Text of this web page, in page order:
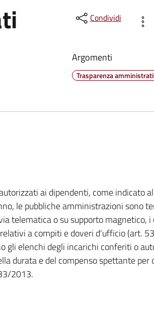
Condividi
Argomenti
Trasparenza
ai dipendenti, come indicato
le pubbliche amministrazioni sono
telematica o su supporto magnetico,
a compiti e doveri d'ufficio (art.
gli elenchi degli incarichi conferiti o
durata e del compenso spettante per
2013.